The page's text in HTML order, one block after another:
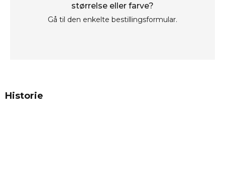
størrelse eller farve?
Gå til den enkelte bestillingsformular.
Historie